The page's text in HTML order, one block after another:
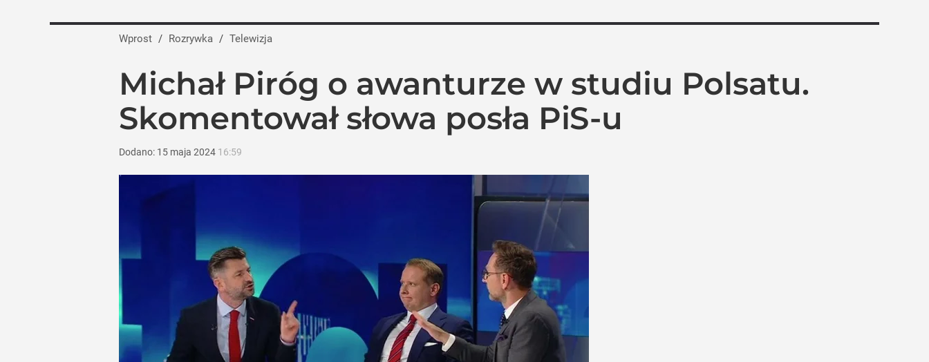
Wprost / Rozrywka / Telewizja
Michał Piróg o awanturze w studiu Polsatu.
Skomentował słowa posła PiS-u
Dodano: 15 maja 2024 16:59